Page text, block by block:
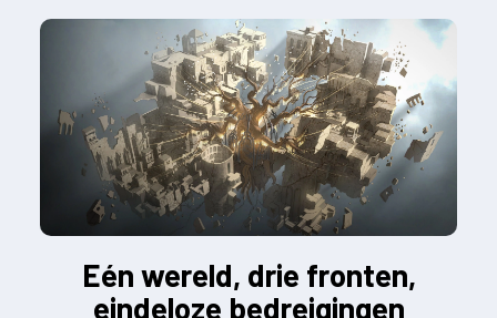
Eén wereld, drie fronten,
eindeloze bedreigingen